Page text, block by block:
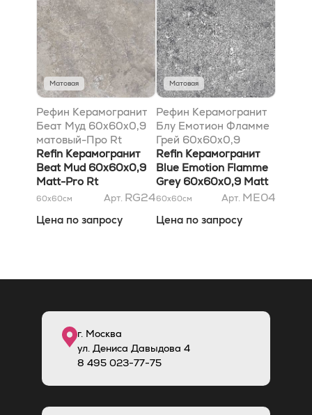
Матовая
Рефин Керамогранит
Беат Муд 60x60x0,9
матовый-Про Rt
Refin Керамогранит
Beat Mud 60x60x0,9
Matt-Pro Rt
60x60см Арт. RG24
Цена по запросу
Матовая
Рефин Керамогранит
Блу Емотион Фламме
Грей 60x60x0,9
матовый Rt
Refin Керамогранит
Blue Emotion Flamme
Grey 60x60x0,9 Matt
Rt
60x60см Арт. ME04
Цена по запросу
г. Москва
ул. Дениса Давыдова 4
8 495 023-77-75